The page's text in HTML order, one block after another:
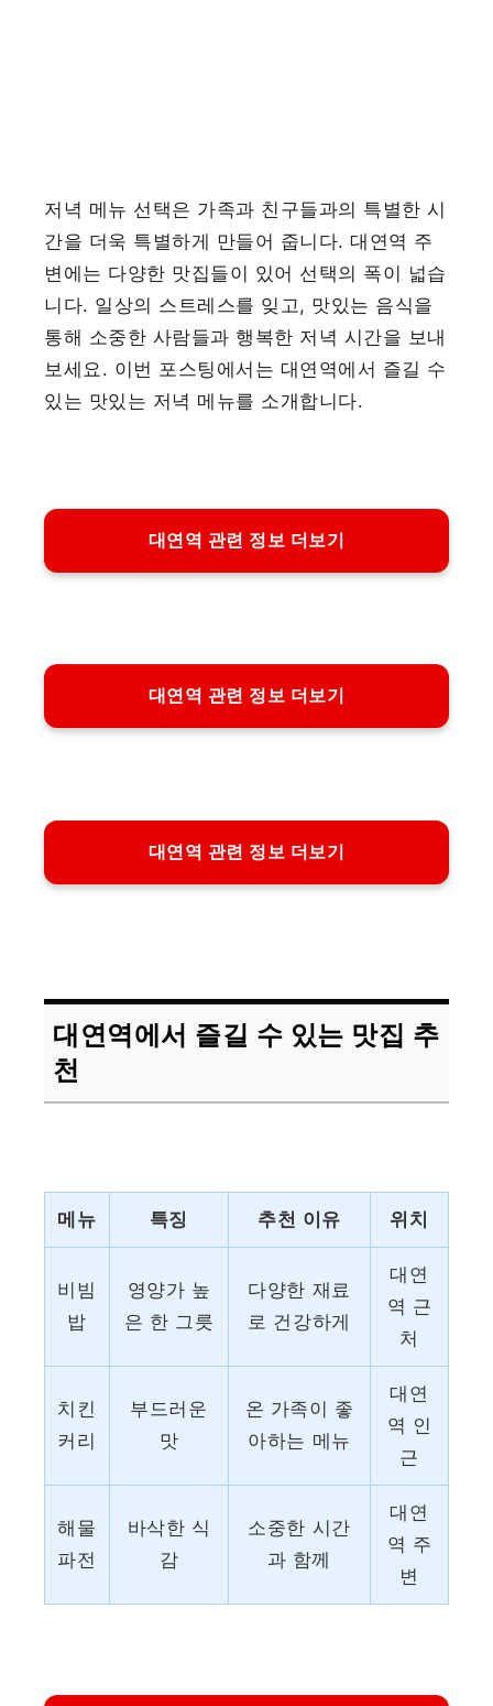
저녁 메뉴 선택은 가족과 친구들과의 특별한 시
간을 더욱 특별하게 만들어 줍니다. 대연역 주
변에는 다양한 맛집들이 있어 선택의 폭이 넓습
니다. 일상의 스트레스를 잊고, 맛있는 음식을
통해 소중한 사람들과 행복한 저녁 시간을 보내
보세요. 이번 포스팅에서는 대연역에서 즐길 수
있는 맛있는 저녁 메뉴를 소개합니다.
대연역 관련 정보 더보기
대연역 관련 정보 더보기
대연역 관련 정보 더보기
대연역에서 즐길 수 있는 맛집 추
천
메뉴 특징 추천 이유 위치
비빔
밥
영양가 높
은 한 그릇
다양한 재료
로 건강하게
대연
역 근
처
치킨
커리
부드러운
맛
온 가족이 좋
아하는 메뉴
대연
역 인
근
해물
파전
바삭한 식
감
소중한 시간
과 함께
대연
역 주
변